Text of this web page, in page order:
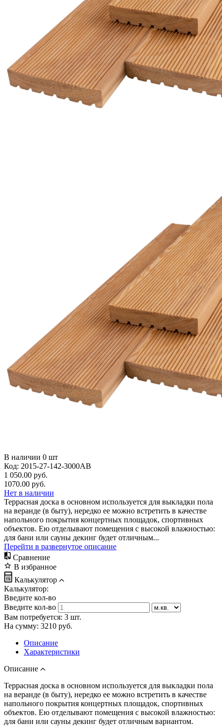
В наличии 0 шт
Код: 2015-27-142-3000AB
1 050.00 руб.
1070.00 руб.
Нет в наличии
Террасная доска в основном используется для выкладки пола
на веранде (в быту), нередко ее можно встретить в качестве
напольного покрытия концертных площадок, спортивных
объектов. Ею отделывают помещения с высокой влажностью:
для бани или сауны декинг будет отличным...
Перейти в развернутое описание
Сравнение
В избранное
Калькулятор
Калькулятор:
Введите кол-во
Введите кол-во
Вам потребуется: 3 шт.
На сумму: 3210 руб.
Описание
Характеристики
Описание
Террасная доска в основном используется для выкладки пола
на веранде (в быту), нередко ее можно встретить в качестве
напольного покрытия концертных площадок, спортивных
объектов. Ею отделывают помещения с высокой влажностью:
для бани или сауны декинг будет отличным вариантом.